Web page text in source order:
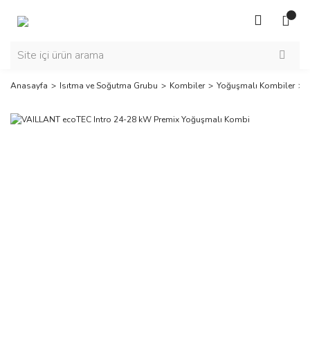
Anasayfa Isıtma ve Soğutma Grubu Kombiler Yoğuşmalı Kombiler